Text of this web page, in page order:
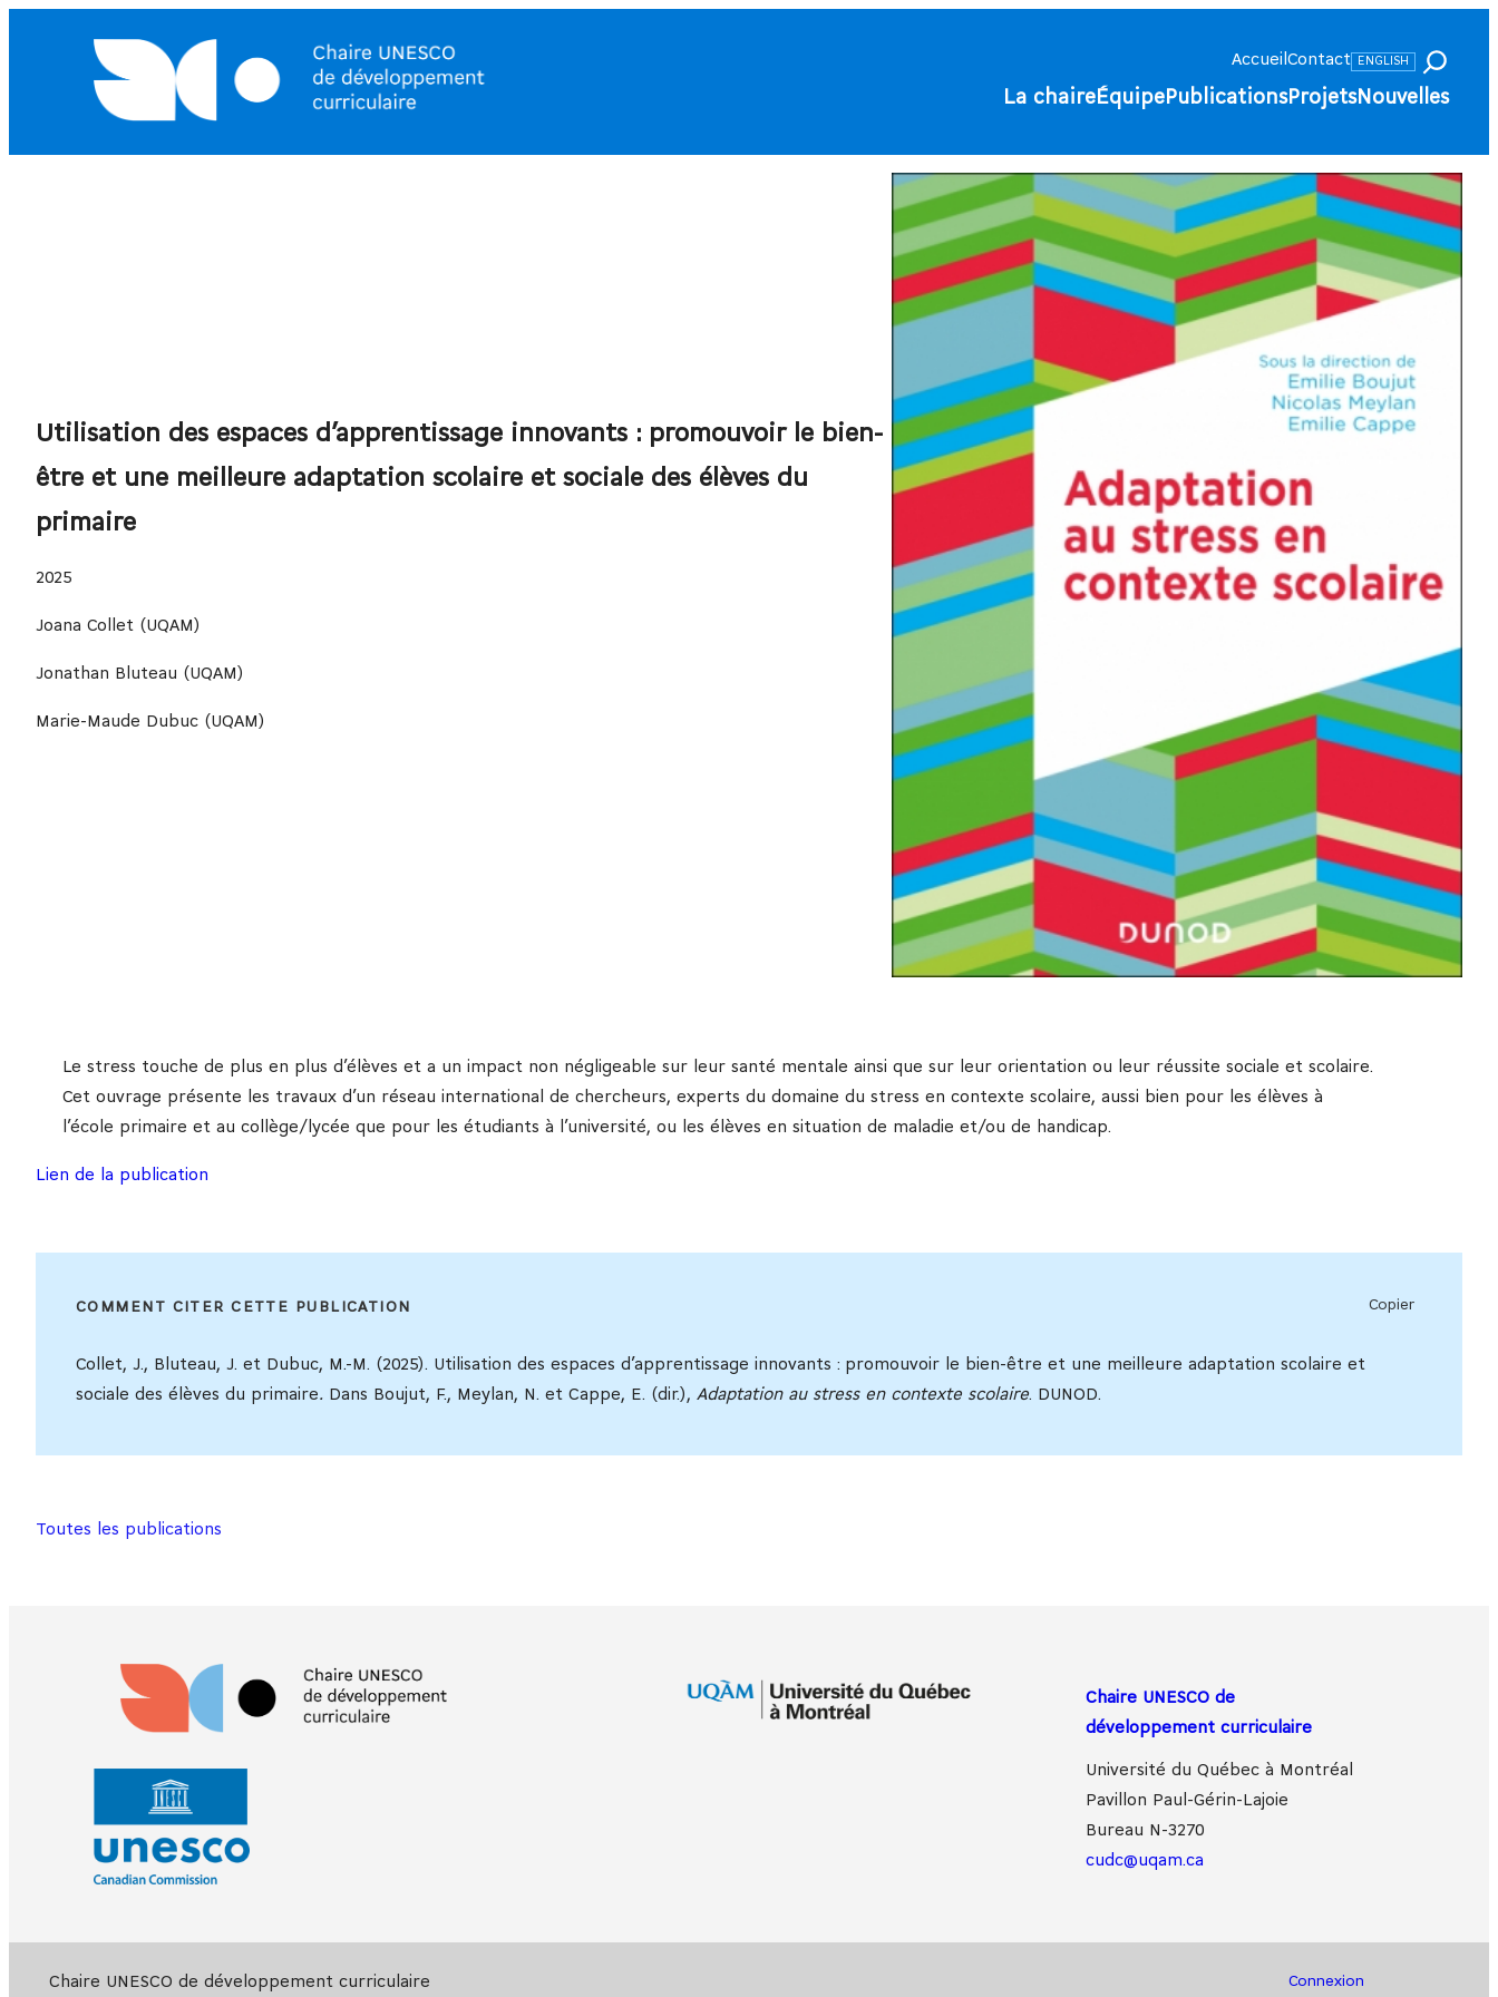
AccueilContact ENGLISH
La chaireÉquipePublicationsProjetsNouvelles
Utilisation des espaces d’apprentissage innovants : promouvoir le bien-
être et une meilleure adaptation scolaire et sociale des élèves du
primaire
2025
Joana Collet (UQAM)
Jonathan Bluteau (UQAM)
Marie-Maude Dubuc (UQAM)
Le stress touche de plus en plus d’élèves et a un impact non négligeable sur leur santé mentale ainsi que sur leur orientation ou leur réussite sociale et scolaire.
Cet ouvrage présente les travaux d’un réseau international de chercheurs, experts du domaine du stress en contexte scolaire, aussi bien pour les élèves à
l’école primaire et au collège/lycée que pour les étudiants à l’université, ou les élèves en situation de maladie et/ou de handicap.
Lien de la publication
COMMENT CITER CETTE PUBLICATION Copier
Collet, J., Bluteau, J. et Dubuc, M.-M. (2025). Utilisation des espaces d’apprentissage innovants : promouvoir le bien-être et une meilleure adaptation scolaire et
sociale des élèves du primaire. Dans Boujut, F., Meylan, N. et Cappe, E. (dir.), Adaptation au stress en contexte scolaire. DUNOD.
Toutes les publications
Chaire UNESCO de
développement curriculaire
Université du Québec à Montréal
Pavillon Paul-Gérin-Lajoie
Bureau N-3270
cudc@uqam.ca
Chaire UNESCO de développement curriculaire Connexion